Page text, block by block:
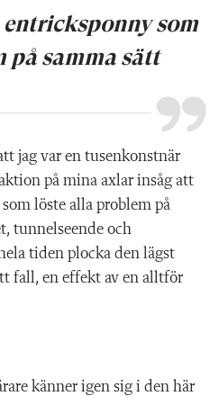
som
på samma sätt
jag var en tusenkonstnär
på mina axlar insåg att
löste alla problem på
tunnelseende och
tiden plocka den lägst
fall, en effekt av en alltför
känner igen sig i den här